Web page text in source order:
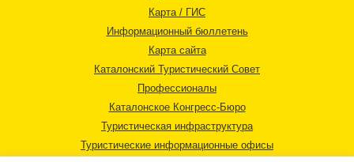
Карта / ГИС
Информационный бюллетень
Карта сайта
Каталонский Туристический Совет
Профессионалы
Каталонское Конгресс-Бюро
Туристическая инфраструктура
Туристические информационные офисы